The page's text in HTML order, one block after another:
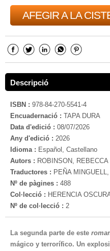
AFEGIR A LA
Descripció
ISBN : 978-84-270-5541-4
Encuadernació : TAPA DURA
Data d'edició : 08/07/2026
Any d'edició : 2026
Idioma : Español, Castellano
Autors : ROBINSON, REBECCA
Traductores : PEÑA
Nº de pàgines : 488
Col·lecció : HERENCIA
Nº de col·lecció : 2
La segunda parte de este
mágico y terrorífico. Un